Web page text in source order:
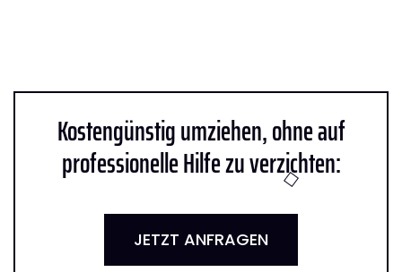
Kostengünstig umziehen, ohne auf
professionelle Hilfe zu verzichten:
JETZT ANFRAGEN